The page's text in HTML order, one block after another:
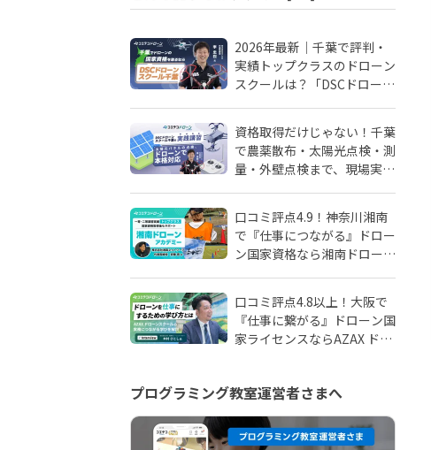
2026年最新｜千葉で評判・
実績トップクラスのドローン
スクールは？「DSCドローン
資格取得だけじゃない！千葉
で農薬散布・太陽光点検・測
量・外壁点検まで、現場実務
口コミ評点4.9！神奈川湘南
で『仕事につながる』ドロー
ン国家資格なら湘南ドローン
口コミ評点4.8以上！大阪で
『仕事に繋がる』ドローン国
家ライセンスならAZAX ドロ
プログラミング教室運営者さまへ